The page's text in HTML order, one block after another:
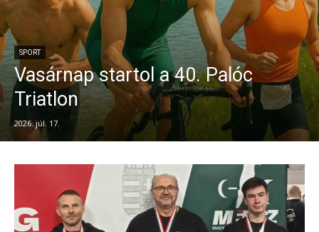
SPORT
Vasárnap startol a 40. Palóc
Triatlon
2026. júl. 17.